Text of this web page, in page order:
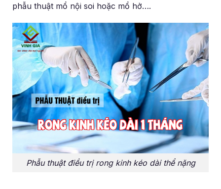
phẫu thuật mổ nội soi hoặc mổ hở….
Phẫu thuật điều trị rong kinh kéo dài thể nặng